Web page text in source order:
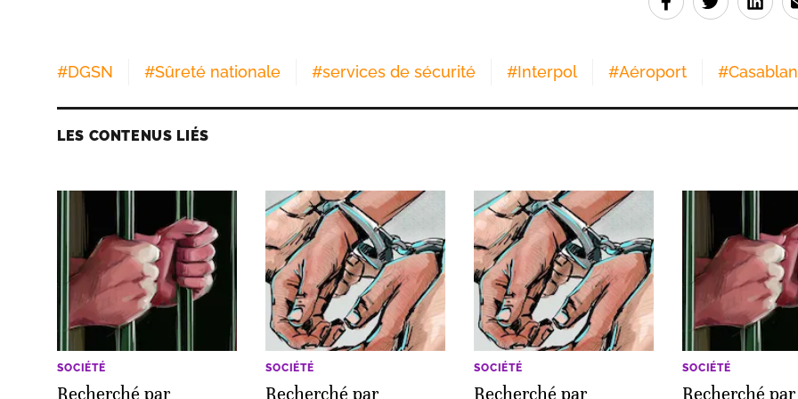
#DGSN #Sûreté nationale #services de sécurité #Interpol #Aéroport #
LES CONTENUS LIÉS
SOCIÉTÉ
Recherché par
SOCIÉTÉ
Recherché par
SOCIÉTÉ
Recherché par
SOCIÉTÉ
Recherché par